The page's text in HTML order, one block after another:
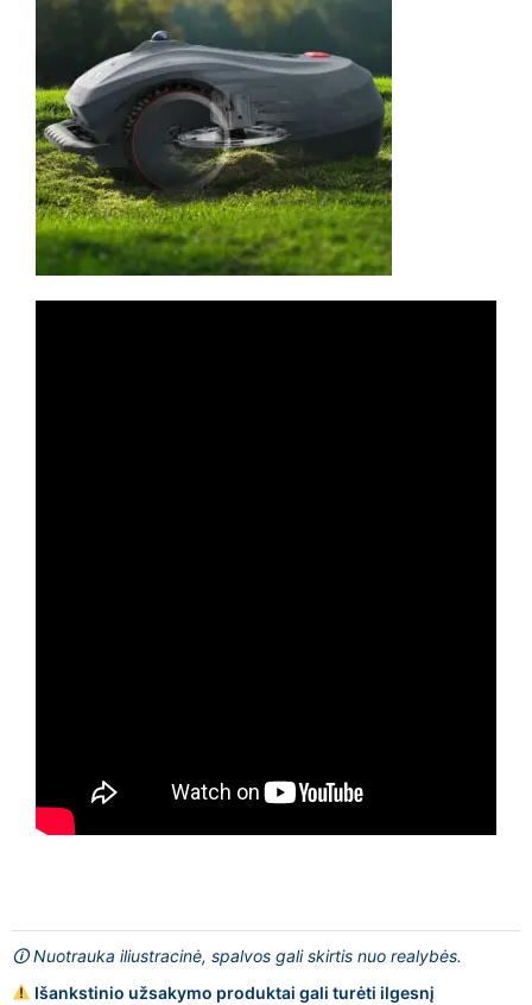
🛈 Nuotrauka iliustracinė, spalvos gali skirtis nuo realybės.
Išankstinio užsakymo produktai gali turėti ilgesnį